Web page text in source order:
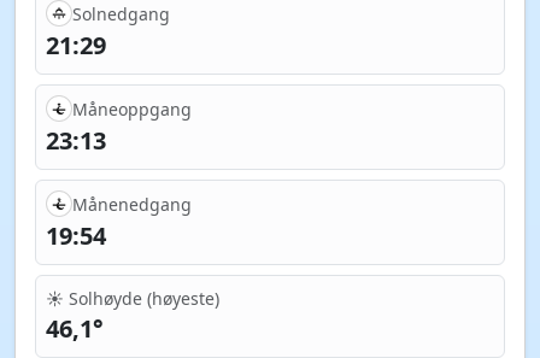
Solnedgang
21:29
Måneoppgang
23:13
Månenedgang
19:54
☀️ Solhøyde (høyeste)
46,1°